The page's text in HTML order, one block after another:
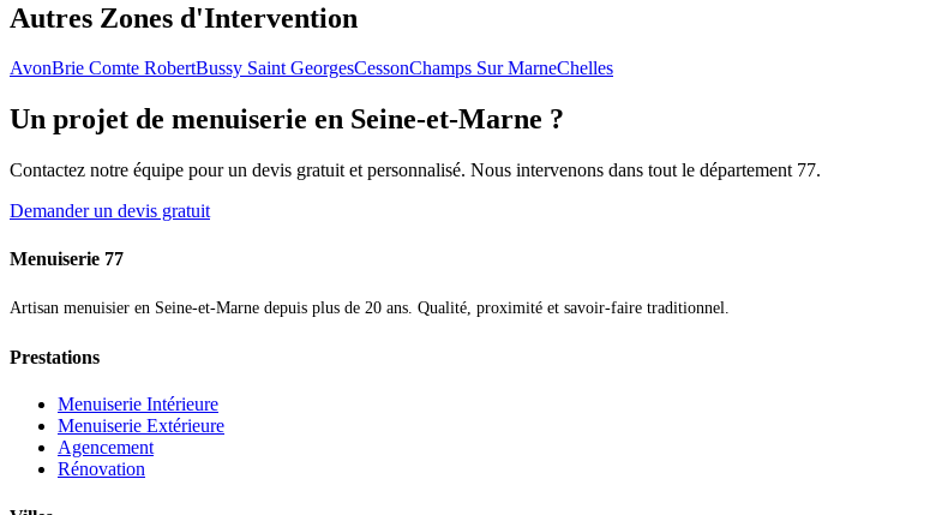
Autres Zones d'Intervention
AvonBrie Comte RobertBussy Saint GeorgesCessonChamps Sur MarneChelles
Un projet de menuiserie en Seine-et-Marne ?
Contactez notre équipe pour un devis gratuit et personnalisé. Nous intervenons dans tout le département 77.
Demander un devis gratuit
Menuiserie 77
Artisan menuisier en Seine-et-Marne depuis plus de 20 ans. Qualité, proximité et savoir-faire traditionnel.
Prestations
Menuiserie Intérieure
Menuiserie Extérieure
Agencement
Rénovation